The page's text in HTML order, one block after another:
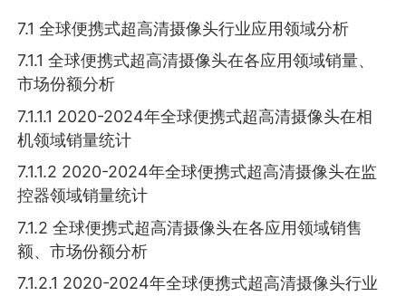
7.1 全球便携式超高清摄像头行业应用领域分析
7.1.1 全球便携式超高清摄像头在各应用领域销量、
市场份额分析
7.1.1.1 2020-2024年全球便携式超高清摄像头在相
机领域销量统计
7.1.1.2 2020-2024年全球便携式超高清摄像头在监
控器领域销量统计
7.1.2 全球便携式超高清摄像头在各应用领域销售
额、市场份额分析
7.1.2.1 2020-2024年全球便携式超高清摄像头行业